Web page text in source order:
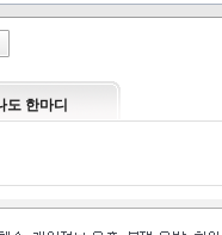
도 한마디